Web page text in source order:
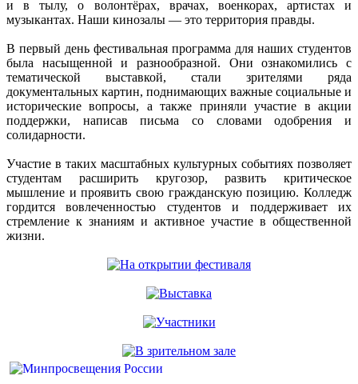
и в тылу, о волонтёрах, врачах, военкорах, артистах и
музыкантах. Наши кинозалы — это территория правды.
В первый день фестивальная программа для наших студентов
была насыщенной и разнообразной. Они ознакомились с
тематической выставкой, стали зрителями ряда
документальных картин, поднимающих важные социальные и
исторические вопросы, а также приняли участие в акции
поддержки, написав письма со словами одобрения и
солидарности.
Участие в таких масштабных культурных событиях позволяет
студентам расширить кругозор, развить критическое
мышление и проявить свою гражданскую позицию. Колледж
гордится вовлеченностью студентов и поддерживает их
стремление к знаниям и активное участие в общественной
жизни.